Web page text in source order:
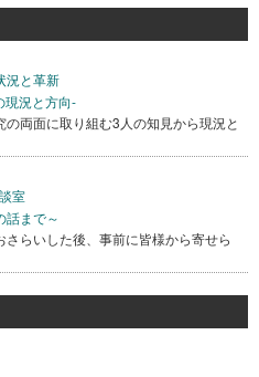
況と革新
現況と方向-
両面に取り組む3人の知見から現況と
室
話まで～
らいした後、事前に皆様から寄せら